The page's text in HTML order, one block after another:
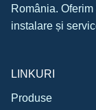
România.
instalare și
LINKURI
Produse